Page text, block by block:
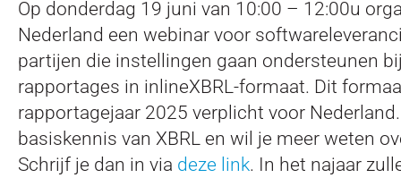
Op donderdag 19 juni van 10:00 – 12:00u
Nederland een webinar voor
partijen die instellingen gaan ondersteunen
rapportages in inlineXBRL-formaat. Dit
rapportagejaar 2025 verplicht voor
basiskennis van XBRL en wil je meer weten
Schrijf je dan in via deze link. In het najaar